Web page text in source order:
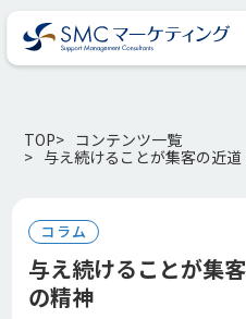
TOP
コンテンツ一覧
与え続けることが集客の近
コラム
与え続けることが集
の精神